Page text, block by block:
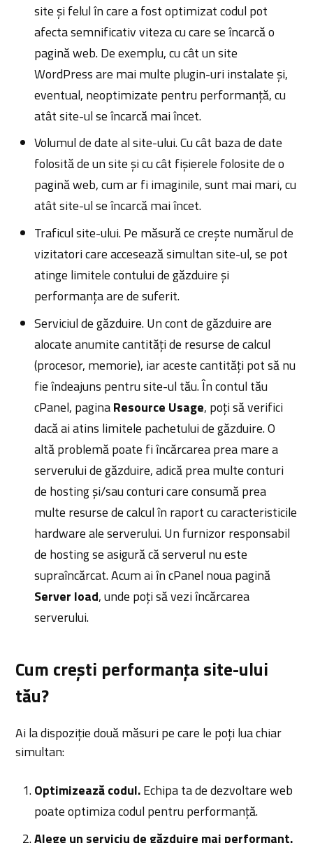
site și felul în care a fost optimizat codul pot
afecta semnificativ viteza cu care se încarcă o
pagină web. De exemplu, cu cât un site
WordPress are mai multe plugin-uri instalate și,
eventual, neoptimizate pentru performanță, cu
atât site-ul se încarcă mai încet.
Volumul de date al site-ului. Cu cât baza de date
folosită de un site și cu cât fișierele folosite de o
pagină web, cum ar fi imaginile, sunt mai mari, cu
atât site-ul se încarcă mai încet.
Traficul site-ului. Pe măsură ce crește numărul de
vizitatori care accesează simultan site-ul, se pot
atinge limitele contului de găzduire și
performanța are de suferit.
Serviciul de găzduire. Un cont de găzduire are
alocate anumite cantități de resurse de calcul
(procesor, memorie), iar aceste cantități pot să nu
fie îndeajuns pentru site-ul tău. În contul tău
cPanel, paginaResource Usage, poți să verifici
dacă ai atins limitele pachetului de găzduire. O
altă problemă poate fi încărcarea prea mare a
serverului de găzduire, adică prea multe conturi
de hosting și/sau conturi care consumă prea
multe resurse de calcul în raport cu caracteristicile
hardware ale serverului. Un furnizor responsabil
de hosting se asigură că serverul nu este
supraîncărcat. Acum ai în cPanel noua pagină
Server load, unde poți să vezi încărcarea
serverului.
Cum crești performanța site-ului
tău?
Ai la dispoziție două măsuri pe care le poți lua chiar
simultan:
Optimizează codul.Echipa ta de dezvoltare web
poate optimiza codul pentru performanță.
Alege un serviciu de găzduire mai performant.